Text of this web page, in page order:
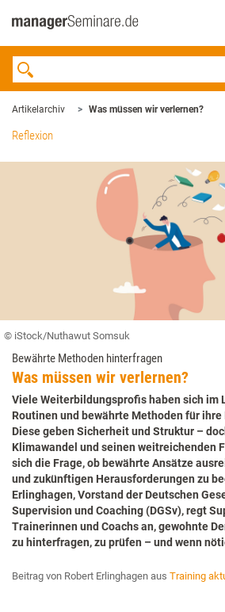
Artikelarchiv Was müssen wir verlernen?
Reflexion
© iStock/Nuthawut Somsuk
Bewährte Methoden hinterfragen
Was müssen wir verlernen?
Viele Weiterbildungsprofis haben sich im
Routinen und bewährte Methoden für
Diese geben Sicherheit und Struktur –
Klimawandel und seinen weitreichenden
sich die Frage, ob bewährte Ansätze
und zukünftigen Herausforderungen zu
Erlinghagen, Vorstand der Deutschen
Supervision und Coaching (DGSv), regt
Trainerinnen und Coachs an, gewohnte
zu hinterfragen, zu prüfen – und wenn
Beitrag von Robert Erlinghagen aus Training